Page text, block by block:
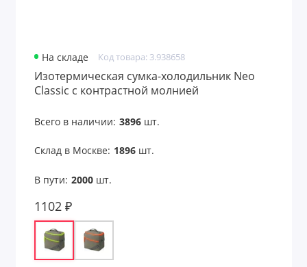
На складе Код товара: 3.938658
Изотермическая сумка-холодильник Neo
Classic c контрастной молнией
Всего в наличии: 3896шт.
Склад в Москве: 1896шт.
В пути: 2000шт.
1102 ₽